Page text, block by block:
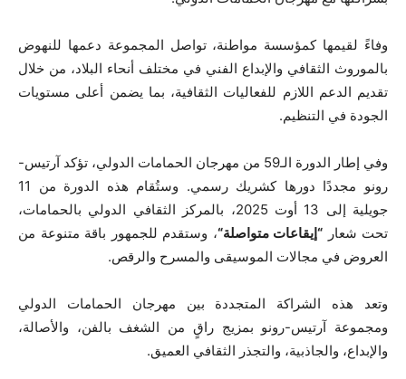
وفاءً لقيمها كمؤسسة مواطنة، تواصل المجموعة دعمها للنهوض
بالموروث الثقافي والإبداع الفني في مختلف أنحاء البلاد، من خلال
تقديم الدعم اللازم للفعاليات الثقافية، بما يضمن أعلى مستويات
الجودة في التنظيم.
وفي إطار الدورة الـ59 من مهرجان الحمامات الدولي، تؤكد آرتيس-
رونو مجددًا دورها كشريك رسمي. وستُقام هذه الدورة من 11
جويلية إلى 13 أوت 2025، بالمركز الثقافي الدولي بالحمامات،
تحت شعار “إيقاعات متواصلة“، وستقدم للجمهور باقة متنوعة من
العروض في مجالات الموسيقى والمسرح والرقص.
وتعد هذه الشراكة المتجددة بين مهرجان الحمامات الدولي
ومجموعة آرتيس-رونو بمزيج راقٍ من الشغف بالفن، والأصالة،
والإبداع، والجاذبية، والتجذر الثقافي العميق.